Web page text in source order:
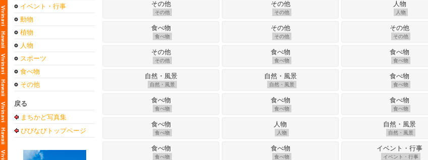
イベント・行事
動物
植物
人物
スポーツ
食べ物
その他
戻る
まちかど写真集
びびなびトップページ
その他
食べ物
その他
自然・風景
食べ物
食べ物
食べ物
その他
その他
食べ物
自然・風景
食べ物
人物
食べ物
人物
その他
食べ物
食べ物
食べ物
自然・風景
イベント・行事